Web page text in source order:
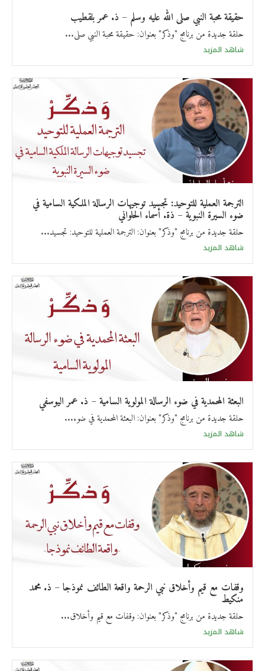
حقيقة محبة النبي صلى الله عليه وسلم – ذ. عمر بلقطيب
حلقة جديدة من برنامج "وذكر" بعنوان: حقيقة محبة النبي صلى...
شاهد المزيد
الترجمة العملية للتوحيد: تجسيد توجيهات الرسالة الملكية السامية في
ضوء السيرة النبوية – ذة. أسماء الحلواني
حلقة جديدة من برنامج "وذكر" بعنوان: الترجمة العملية للتوحيد: تجسيد...
شاهد المزيد
البعثة المحمدية في ضوء الرسالة المولوية السامية – ذ. عمر اليوسفي
حلقة جديدة من برنامج "وذكر" بعنوان: البعثة المحمدية في ضوء...
شاهد المزيد
وقفات مع قيم وأخلاق نبي الرحمة واقعة الطائف نموذجا – ذ. محمد
منكيط
حلقة جديدة من برنامج "وذكر" بعنوان: وقفات مع قيم وأخلاق...
شاهد المزيد